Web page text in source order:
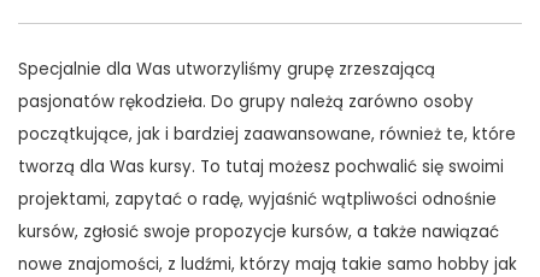
Specjalnie dla Was utworzyliśmy grupę zrzeszającą
pasjonatów rękodzieła. Do grupy należą zarówno osoby
początkujące, jak i bardziej zaawansowane, również te, które
tworzą dla Was kursy. To tutaj możesz pochwalić się swoimi
projektami, zapytać o radę, wyjaśnić wątpliwości odnośnie
kursów, zgłosić swoje propozycje kursów, a także nawiązać
nowe znajomości, z ludźmi, którzy mają takie samo hobby jak